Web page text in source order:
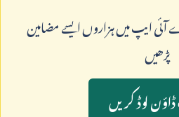
آئی ايپ ميں ہزاروں ايسے مضامين
پڑھيں
لوڈ کريں